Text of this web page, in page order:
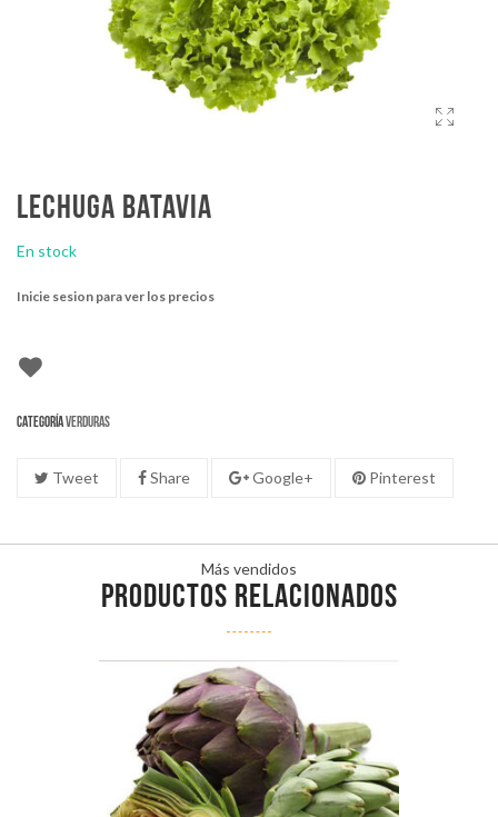
Lechuga batavia
En stock
Inicie sesion para ver los precios
CategoríaVerduras
Tweet Share Google+ Pinterest
Más vendidos
PRODUCTOS RELACIONADOS